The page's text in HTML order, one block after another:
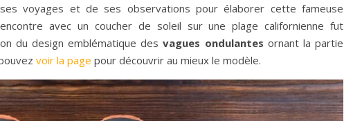
voyages et de ses observations pour élaborer cette fameuse
avec un coucher de soleil sur une plage californienne fut
du design emblématique desvagues ondulantes ornant la partie
voir la page pour découvrir au mieux le modèle.